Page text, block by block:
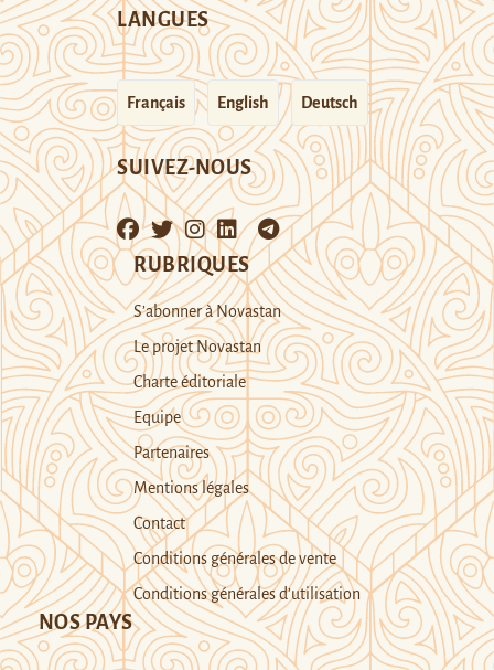
LANGUES
Français English Deutsch
SUIVEZ-NOUS
RUBRIQUES
S’abonner à Novastan
Le projet Novastan
Charte éditoriale
Equipe
Partenaires
Mentions légales
Contact
Conditions générales de vente
Conditions générales d’utilisation
NOS PAYS